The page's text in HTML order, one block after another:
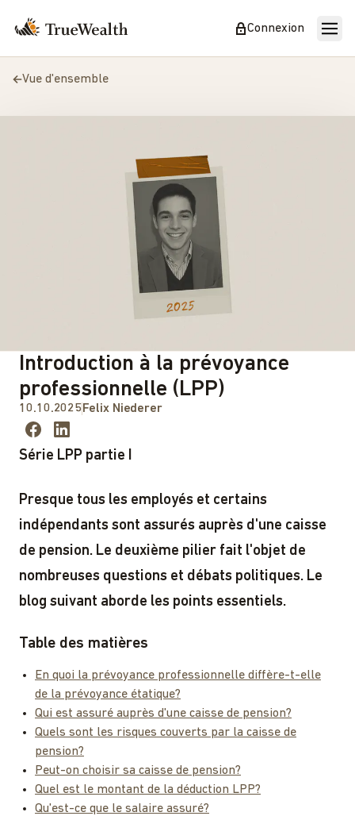
Connexion
Vue d'ensemble
Introduction à la prévoyance
professionnelle (LPP)
10.10.2025 Felix Niederer
Série LPP partie I
Presque tous les employés et certains
indépendants sont assurés auprès d'une caisse
de pension. Le deuxième pilier fait l'objet de
nombreuses questions et débats politiques. Le
blog suivant aborde les points essentiels.
Table des matières
En quoi la prévoyance professionnelle diffère-t-elle
de la prévoyance étatique?
Qui est assuré auprès d'une caisse de pension?
Quels sont les risques couverts par la caisse de
pension?
Peut-on choisir sa caisse de pension?
Quel est le montant de la déduction LPP?
Qu'est-ce que le salaire assuré?